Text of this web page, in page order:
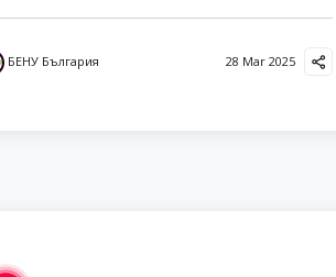
БЕНУ България 28 Mar 2025